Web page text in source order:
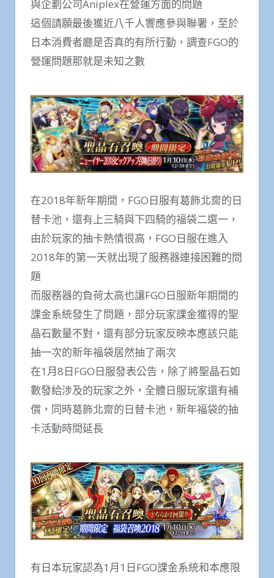
與企劃公司Aniplex在營運方面的問題
這個請願最後獲近八千人響應參與聯署，至於
日本消費者廳是否真的有所行動，調查FGO的
營運問題那就是未知之數
在2018年新年期間，FGO日服有葛飾北齋的日
替卡池，還有上三騎與下四騎的福袋二選一，
由於玩家的抽卡熱情很高，FGO日服在進入
2018年的第一天就出現了服務器連接困難的問
題
而服務器的負荷太高也讓FGO日服新年期間的
課金系統發生了問題，部分玩家課金獲得的聖
晶石數量不對，還有部分玩家反映本應該只能
抽一次的新年福袋居然抽了兩次
在1月8日FGO日服發表公告，除了將聖晶石如
數發給涉及的玩家之外，全體日服玩家還有補
償，同時葛飾北齋的日替卡池，新年福袋的抽
卡活動時間延長
有日本玩家認為1月1日FGO課金系統和本應限